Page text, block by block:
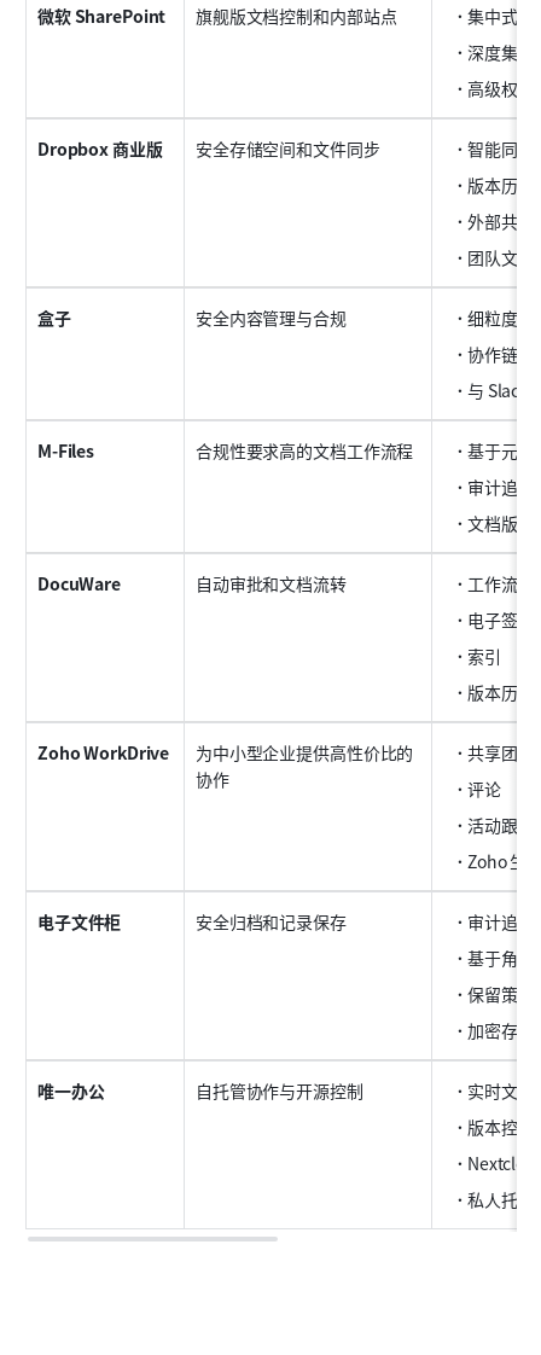
微软 SharePoint 旗舰版文档控制和内部站点
集中式文
深度集成
高级权限
Dropbox 商业版 安全存储空间和文件同步
智能同步
版本历史
外部共享
团队文件
盒子 安全内容管理与合规
细粒度访
协作链接
与 Slack
M-Files 合规性要求高的文档工作流程
基于元数
审计追踪
文档版本
DocuWare 自动审批和文档流转
工作流程
电子签名
索引
版本历史
Zoho WorkDrive
为中小型企业提供高性价比的
协作
共享团队
评论
活动跟踪
Zoho 生
电子文件柜 安全归档和记录保存
审计追踪
基于角色
保留策略
加密存储
唯一办公 自托管协作与开源控制
实时文档
版本控制
私人托管